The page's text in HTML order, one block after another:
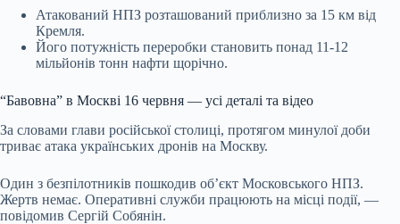
Атакований НПЗ розташований приблизно за 15 км від
Кремля.
Його потужність переробки становить понад 11-12
мільйонів тонн нафти щорічно.
“Бавовна” в Москві 16 червня — усі деталі та відео
За словами глави російської столиці, протягом минулої доби
триває атака українських дронів на Москву.
Один з безпілотників пошкодив об’єкт Московського НПЗ.
Жертв немає. Оперативні служби працюють на місці події, —
повідомив Сергій Собянін.